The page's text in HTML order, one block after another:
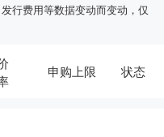
行费用等数据变动而变动，仅
申购上限 状态